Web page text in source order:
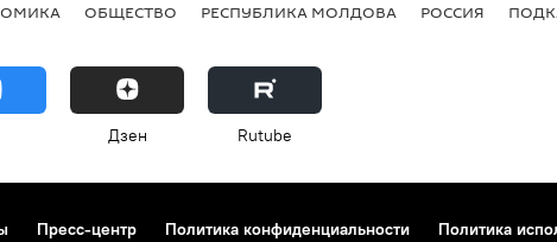
ОБЩЕСТВО РЕСПУБЛИКА МОЛДОВА РОССИЯ
Дзен Rutube
Пресс-центр Политика конфиденциальности Политика